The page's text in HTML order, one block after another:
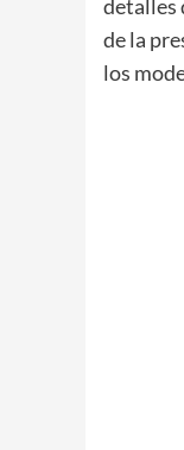
detalles
de la
los